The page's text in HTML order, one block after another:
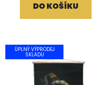
DO KOŠÍKU
ÚPLNÝ VÝPRODEJ
SKLADU